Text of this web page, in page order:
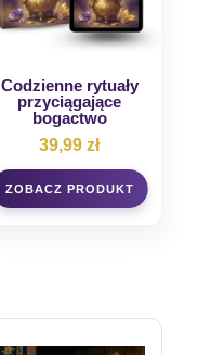
Codzienne rytuały
przyciągające
bogactwo
39,99zł